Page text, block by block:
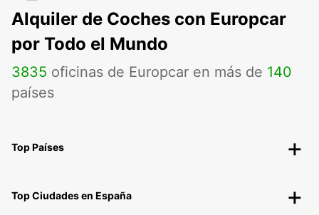
Alquiler de Coches con Europcar
por Todo el Mundo
3835 oficinas de Europcar en más de 140
países
Top Países
Top Ciudades en España